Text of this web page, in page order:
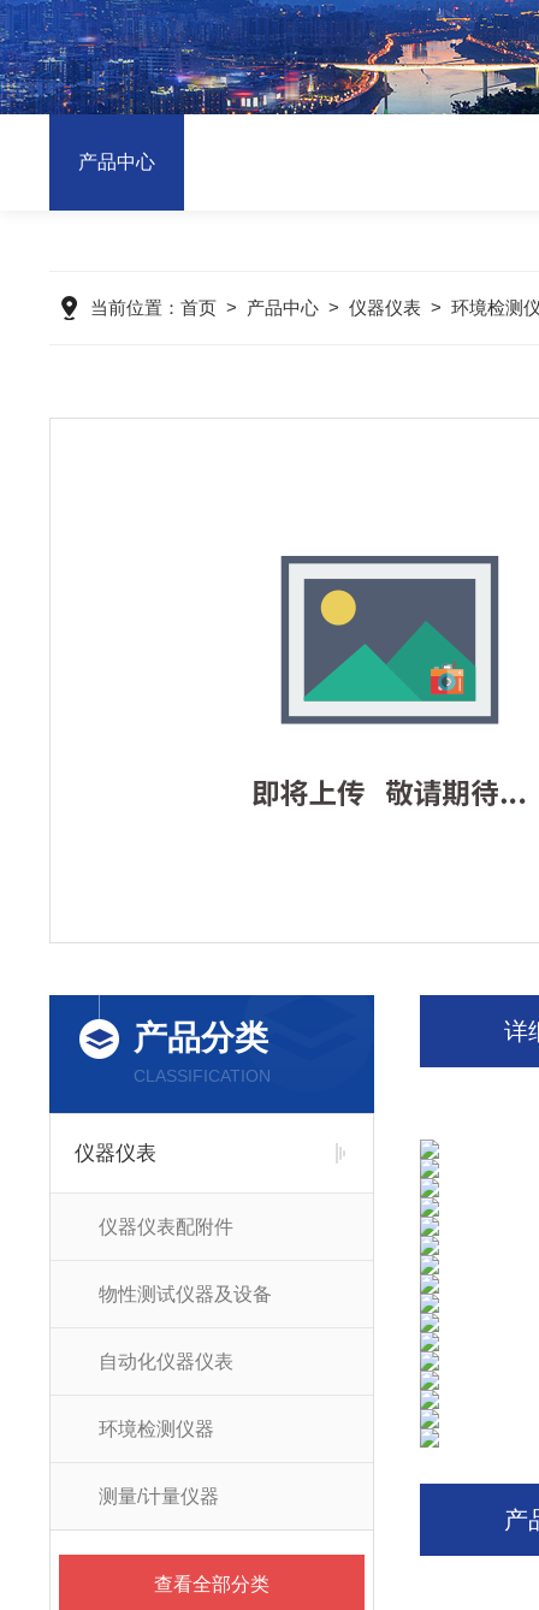
产品中心
当前位置： 首页> 产品中心> 仪器仪表> 环境检测
产品分类
CLASSIFICATION
仪器仪表
仪器仪表配附件
物性测试仪器及设备
自动化仪器仪表
环境检测仪器
测量/计量仪器
查看全部分类
详
产